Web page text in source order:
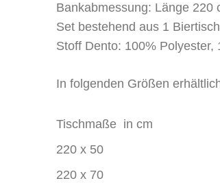
Bankabmessung: Länge 220
Set bestehend aus 1
Stoff Dento: 100% Polyester,
In folgenden Größen
Tischmaße in cm
220 x 50
220 x 70